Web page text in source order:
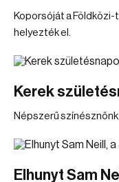
Koporsóját a
helyezték el.
Kerek
Népszerű
Elhunyt Sam